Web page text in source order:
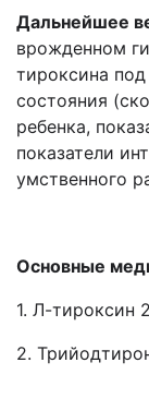
Дальнейшее
врожденном
тироксина
состояния
ребенка,
показатели
умственного
Основные
1. Л-тироксин
2.